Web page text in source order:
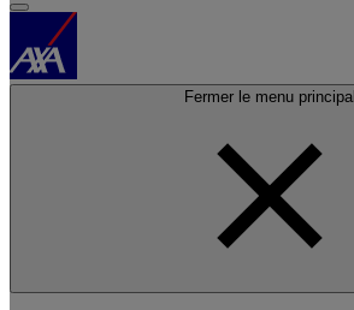
Fermer le menu principal